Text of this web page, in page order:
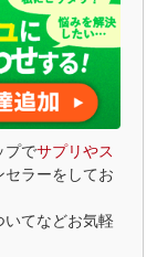
プでサプリやス
セラーをしてお
いてなどお気軽